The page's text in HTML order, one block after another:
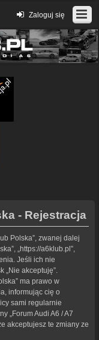
Zaloguj się
- Rejestracja
Polska”, zwanej dalej
„https://a6klub.pl”,
Jeśli ich nie
„Nie akceptuję”.
ma prawo w
informując cię o
sami regularnie
„Forum Audi A6 / A7
akceptujesz te zmiany ze